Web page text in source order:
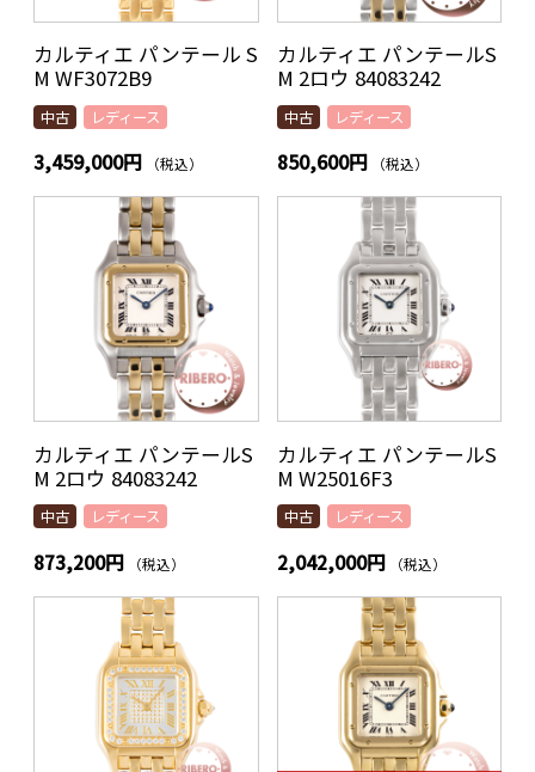
カルティエ パンテール S
M WF3072B9
中古 レディース
3,459,000円 （税込）
カルティエ パンテールS
M 2ロウ 84083242
中古 レディース
850,600円 （税込）
カルティエ パンテールS
M 2ロウ 84083242
中古 レディース
873,200円 （税込）
カルティエ パンテールS
M W25016F3
中古 レディース
2,042,000円 （税込）